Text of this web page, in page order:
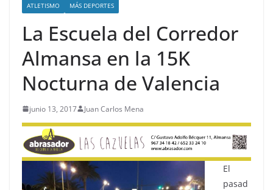
ATLETISMO MÁS DEPORTES
La Escuela del Corredor
Almansa en la 15K
Nocturna de Valencia
junio 13, 2017 Juan Carlos Mena
El
pasad